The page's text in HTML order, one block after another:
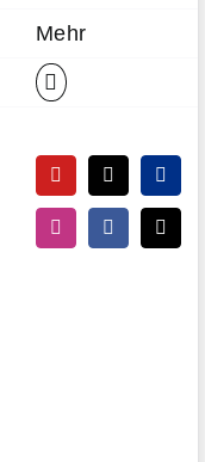
Mehr
YouTubeTiktokPayPal
InstagramFacebook
E-
Mail